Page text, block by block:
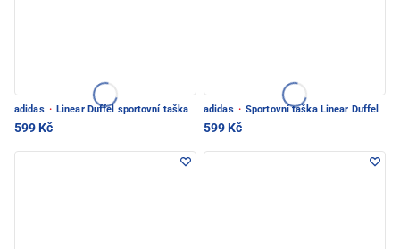
adidas · Linear Duffel sportovní taška
599 Kč
adidas · Sportovní taška Linear Duffel
599 Kč